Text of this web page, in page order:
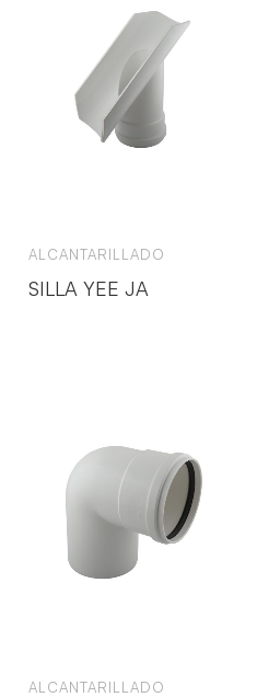
ALCANTARILLADO
SILLA YEE JA
ALCANTARILLADO